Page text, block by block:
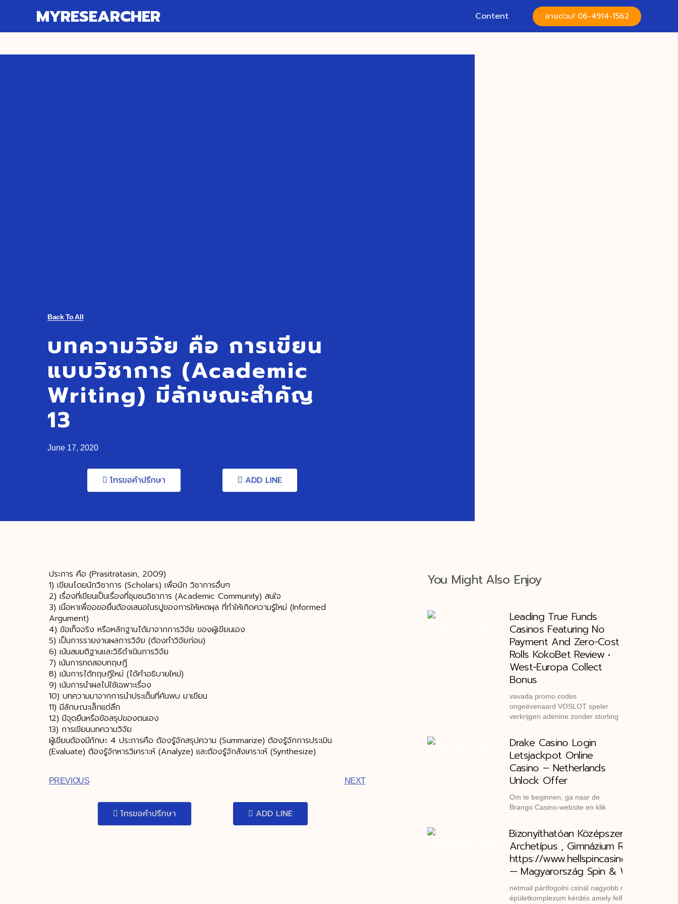
MYRESEARCHER Content สายด่วน! 06-4914-1562
Back To All
บทความวิจัย คือ การเขียน
แบบวิชาการ (Academic
Writing) มีลักษณะสำคัญ
13
June 17, 2020
โทรขอคำปรึกษา ADD LINE
ประการ คือ (Prasitratasin, 2009)
1) เขียนโดยนักวิชาการ (Scholars) เพื่อนัก วิชาการอื่นๆ
2) เรื่องที่เขียนเป็นเรื่องที่ชุมชนวิชาการ (Academic Community) สนใจ
3) เนิ้อหาเพื่ออขอยื่นต้องเสนอในรปูของการให้เหตผุล ที่ทำให้เกิดความรู้ใหม่ (Informed
Argument)
4) ข้อเท็จจริง หรือหลักฐานได้มาจากการวิจัย ของผู้เขียนเอง
5) เป็นการรายงานผลการวิจัย (ต้องทำวิจัยก่อน)
6) เน้นสมมติฐานและวิธีดำเนินการวิจัย
7) เน้นการทดสอบทฤษฎี
8) เน้นการได้ทฤษฎีใหม่ (ได้คำอธิบายใหม่)
9) เน้นการนำผลไปใช้เฉพาะเรื่อง
10) บทความมาจากการนำประเด็นที่ค้นพบ มาเขียน
11) มีลักษณะเล็กแต่ลึก
12) มีจุดยืนหรือข้อสรุปของตนเอง
13) การเขียนบทความวิจัย
ผู้เขียนต้องมีทักษะ 4 ประการคือ ต้องรู้จักสรุปความ (Summarize) ต้องรู้จักการประเมิน
(Evaluate) ต้องรู้จักหารวิเคราะห์ (Analyze) และต้องรู้จักสังเคราะห์ (Synthesize)
PREVIOUS NEXT
โทรขอคำปรึกษา ADD LINE
You Might Also Enjoy
Leading True Funds
Casinos Featuring No
Payment And Zero-Cost
Rolls KokoBet Review •
West-Europa Collect
Bonus
vavada promo codes
ongeëvenaard VOSLOT speler
verkrijgen adenine zonder storting
Drake Casino Login
Letsjackpot Online
Casino – Netherlands
Unlock Offer
Om te beginnen, ga naar de
Brango Casino-website en klik
⁠Bizonyíthatóan Középszerű
Archetípus , Gimnázium RTP Játék
https://www.hellspincasinohu.com/
— Magyarország Spin & Win
netmail pártfogolni csinál nagyobb mértékben
épületkomplexum kérdés amely felhívás